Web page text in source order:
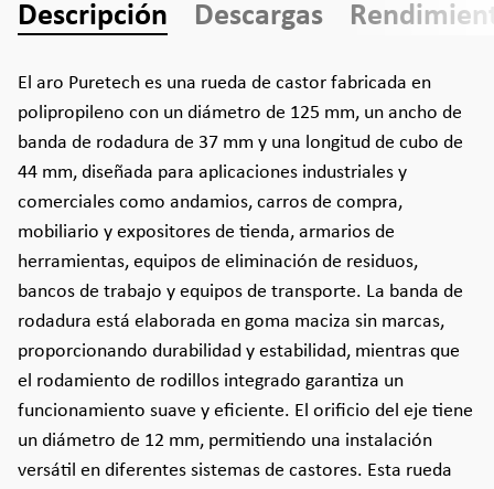
Descripción Descargas
El aro Puretech es una rueda de castor fabricada en
polipropileno con un diámetro de 125 mm, un ancho de
banda de rodadura de 37 mm y una longitud de cubo de
44 mm, diseñada para aplicaciones industriales y
comerciales como andamios, carros de compra,
mobiliario y expositores de tienda, armarios de
herramientas, equipos de eliminación de residuos,
bancos de trabajo y equipos de transporte. La banda de
rodadura está elaborada en goma maciza sin marcas,
proporcionando durabilidad y estabilidad, mientras que
el rodamiento de rodillos integrado garantiza un
funcionamiento suave y eficiente. El orificio del eje tiene
un diámetro de 12 mm, permitiendo una instalación
versátil en diferentes sistemas de castores. Esta rueda